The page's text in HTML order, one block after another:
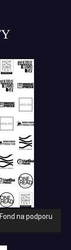
na podporu